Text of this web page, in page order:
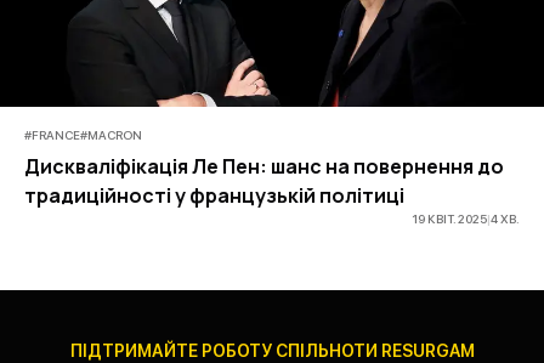
#FRANCE#MACRON
Дискваліфікація Ле Пен: шанс на повернення до
традиційності у французькій політиці
19 КВІТ. 2025|4ХВ
ПІДТРИМАЙТЕ РОБОТУ СПІЛЬНОТИ RESURGAM